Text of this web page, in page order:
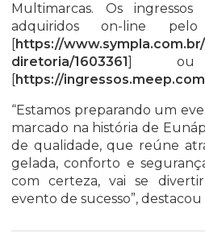
Multimarcas. Os
adquiridos on-line
https://
diretoria/1603361
] ou
https://
“Estamos preparando um
marcado na história de
de qualidade, que reúne
gelada, conforto e
com certeza, vai se
evento de sucesso”,